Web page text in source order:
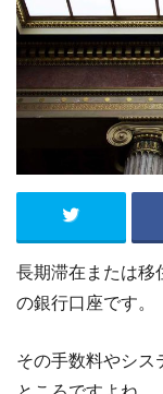
長期滞在または移
の銀行口座です。
その手数料やシス